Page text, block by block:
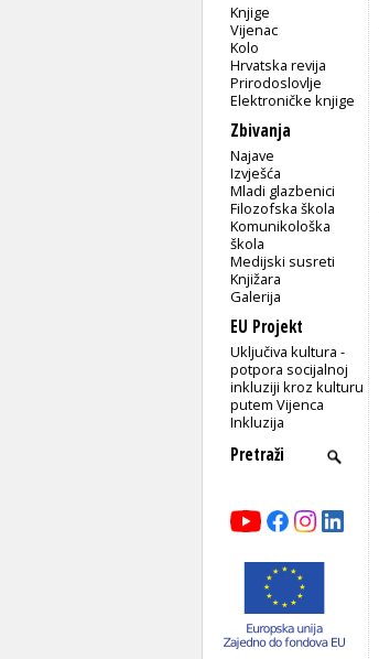
Knjige
Vijenac
Kolo
Hrvatska revija
Prirodoslovlje
Elektroničke knjige
Zbivanja
Najave
Izvješća
Mladi glazbenici
Filozofska škola
Komunikološka
škola
Medijski susreti
Knjižara
Galerija
EU Projekt
Uključiva kultura -
potpora socijalnoj
inkluziji kroz kulturu
putem Vijenca
Inkluzija